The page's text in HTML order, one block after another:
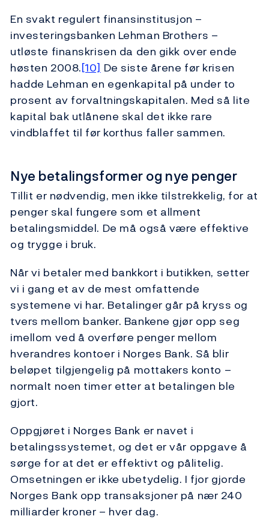
En svakt regulert finansinstitusjon –
investeringsbanken Lehman Brothers –
utløste finanskrisen da den gikk over ende
høsten 2008.[10] De siste årene før krisen
hadde Lehman en egenkapital på under to
prosent av forvaltningskapitalen. Med så lite
kapital bak utlånene skal det ikke rare
vindblaffet til før korthus faller sammen.
Nye betalingsformer og nye penger
Tillit er nødvendig, men ikke tilstrekkelig, for at
penger skal fungere som et allment
betalingsmiddel. De må også være effektive
og trygge i bruk.
Når vi betaler med bankkort i butikken, setter
vi i gang et av de mest omfattende
systemene vi har. Betalinger går på kryss og
tvers mellom banker. Bankene gjør opp seg
imellom ved å overføre penger mellom
hverandres kontoer i Norges Bank. Så blir
beløpet tilgjengelig på mottakers konto –
normalt noen timer etter at betalingen ble
gjort.
Oppgjøret i Norges Bank er navet i
betalingssystemet, og det er vår oppgave å
sørge for at det er effektivt og pålitelig.
Omsetningen er ikke ubetydelig. I fjor gjorde
Norges Bank opp transaksjoner på nær 240
milliarder kroner – hver dag.